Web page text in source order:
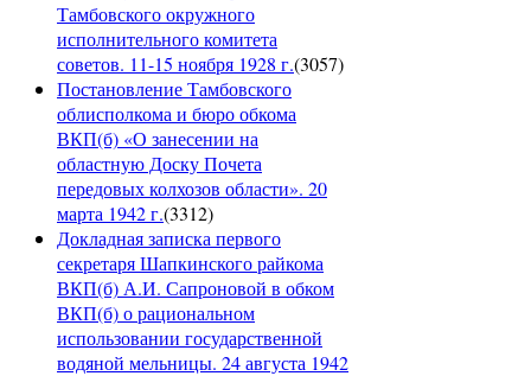
Тамбовского окружного
исполнительного комитета
советов. 11-15 ноября 1928 г.(3057)
Постановление Тамбовского
облисполкома и бюро обкома
ВКП(б) «О занесении на
областную Доску Почета
передовых колхозов области». 20
марта 1942 г.(3312)
Докладная записка первого
секретаря Шапкинского райкома
ВКП(б) А.И. Сапроновой в обком
ВКП(б) о рациональном
использовании государственной
водяной мельницы. 24 августа 1942